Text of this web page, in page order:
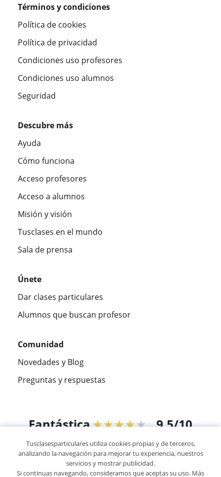
Términos y condiciones
Política de cookies
Política de privacidad
Condiciones uso profesores
Condiciones uso alumnos
Seguridad
Descubre más
Ayuda
Cómo funciona
Acceso profesores
Acceso a alumnos
Misión y visión
Tusclases en el mundo
Sala de prensa
Únete
Dar clases particulares
Alumnos que buscan profesor
Comunidad
Novedades y Blog
Preguntas y respuestas
Fantástica★★★★★ 9,5/10
305915opiniones de alumnos
Tusclasesparticulares utiliza cookies propias y de terceros,
analizando la navegación para mejorar tu experiencia, nuestros
servicios y mostrar publicidad.
Si continuas navegando, consideramos que aceptas su uso. Más